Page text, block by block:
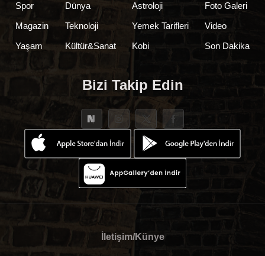
Spor
Magazin
Yaşam
Dünya
Teknoloji
Kültür&Sanat
Astroloji
Yemek Tarifleri
Kobi
Foto Galeri
Video
Son Dakika
Bizi Takip Edin
İletişim/Künye